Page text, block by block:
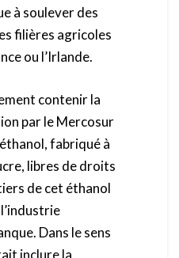
à soulever des
filières agricoles
ou l’Irlande.
contenir la
par le Mercosur
fabriqué à
libres de droits
de cet éthanol
Dans le sens
inclure la